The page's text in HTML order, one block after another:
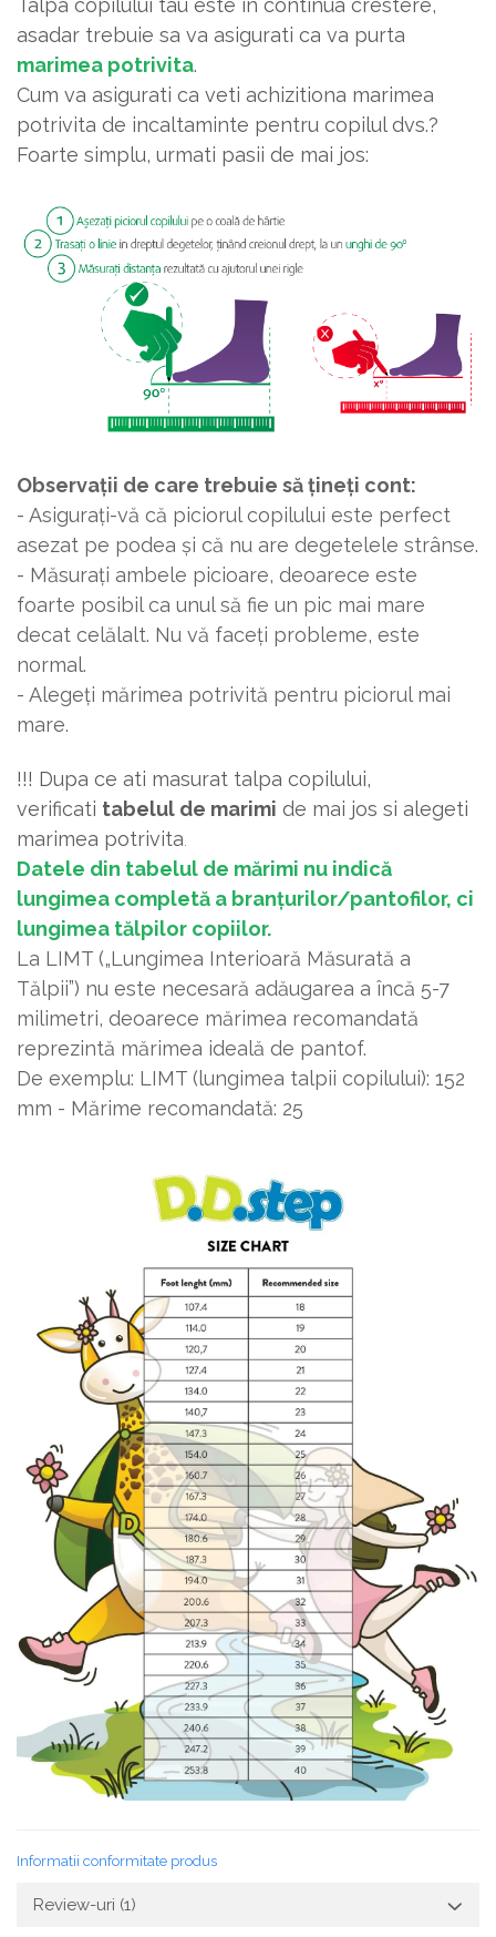
asadar trebuie sa va asigurati ca va purta
marimea potrivita.
Cum va asigurati ca veti achizitiona marimea
potrivita de incaltaminte pentru copilul dvs.?
Foarte simplu, urmati pasii de mai jos:
Observații de care trebuie să țineți cont:
- Asigurați-vă că piciorul copilului este perfect
asezat pe podea și că nu are degetelele strânse.
- Măsurați ambele picioare, deoarece este
foarte posibil ca unul să fie un pic mai mare
decat celălalt. Nu vă faceți probleme, este
normal.
- Alegeți mărimea potrivită pentru piciorul mai
mare.
!!! Dupa ce ati masurat talpa copilului,
verificati tabelul de marimi de mai jos si alegeti
marimea potrivita.
Datele din tabelul de mărimi nu indică
lungimea completă a branțurilor/pantofilor, ci
lungimea tălpilor copiilor.
La LIMT („Lungimea Interioară Măsurată a
Tălpii”) nu este necesară adăugarea a încă 5-7
milimetri, deoarece mărimea recomandată
reprezintă mărimea ideală de pantof.
De exemplu: LIMT (lungimea talpii copilului): 152
mm - Mărime recomandată: 25
Informatii conformitate produs
Review-uri (1)